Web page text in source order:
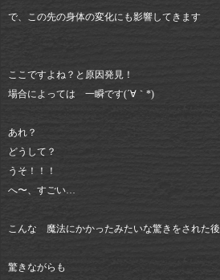
で、この先の身体の変化にも影響してきます
ここですよね？と原因発見！
場合によっては 一瞬です(´∀｀*)
あれ？
どうして？
うそ！！！
へ〜、すごい…
こんな 魔法にかかったみたいな驚きをされた後
驚きながらも